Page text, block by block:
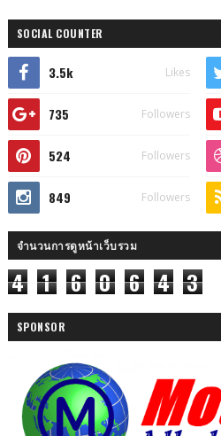
SOCIAL COUNTER
3.5k Likes
735 Followers
524 Followers
849 Followers
จำนวนการดูหน้าเว็บรวม
4 1 6 0 6 4 3
SPONSOR